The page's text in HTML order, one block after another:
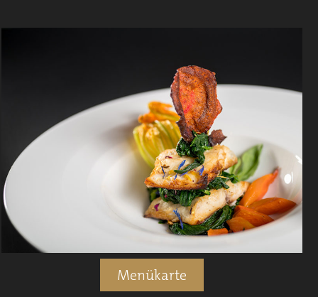
Menükarte